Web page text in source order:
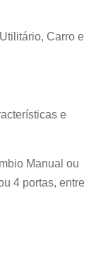
Carro e
e
Manual ou
4 portas, entre